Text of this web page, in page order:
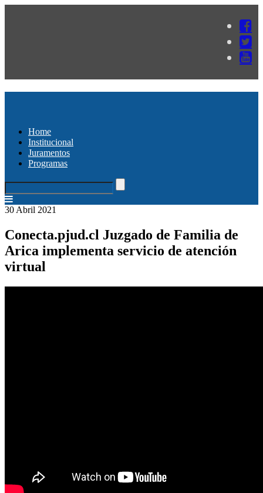
Home
Institucional
Juramentos
Programas
30 Abril 2021
Conecta.pjud.cl Juzgado de Familia de
Arica implementa servicio de atención
virtual